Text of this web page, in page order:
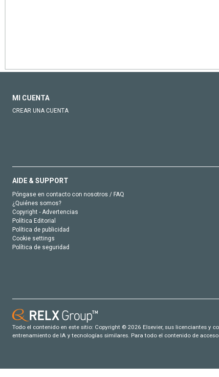
MI CUENTA
CREAR UNA CUENTA
AIDE & SUPPORT
Póngase en contacto con nosotros / FAQ
¿Quiénes somos?
Copyright - Advertencias
Política Editorial
Política de publicidad
Cookie settings
Política de seguridad
Todo el contenido en este sitio: Copyright © 2026 Elsevier, sus licenciantes y
entrenamiento de IA y tecnologías similares. Para todo el contenido de